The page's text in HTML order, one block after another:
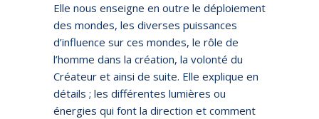
Elle nous enseigne en outre le déploiement
des mondes, les diverses puissances
d’influence sur ces mondes, le rôle de
l’homme dans la création, la volonté du
Créateur et ainsi de suite. Elle explique en
détails ; les différentes lumières ou
énergies qui font la direction et comment